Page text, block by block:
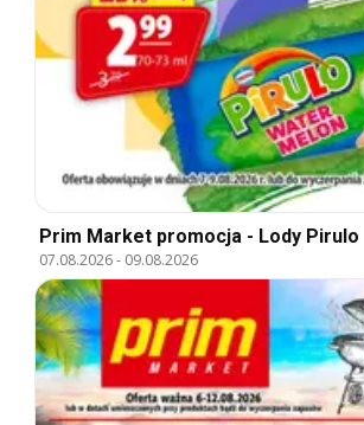
Prim Market promocja - Lody Pirulo
07.08.2026- 09.08.2026